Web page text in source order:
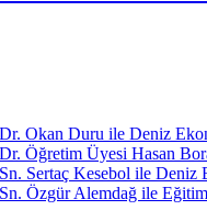
Dr. Okan Duru ile Deniz
Dr. Öğretim Üyesi Hasan
Sn. Sertaç Kesebol ile Deniz
Sn. Özgür Alemdağ ile Eğitim